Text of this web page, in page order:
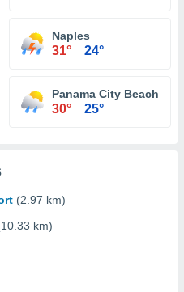
Naples
31° 24°
Panama City Beach
30° 25°
(2.97 km)
km)